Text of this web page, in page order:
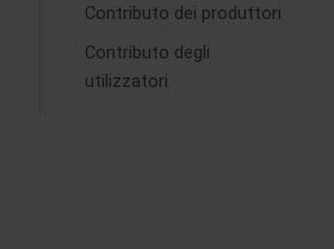
Contributo dei produttori
Contributo degli
utilizzatori